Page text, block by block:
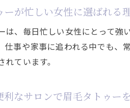
ーが忙しい女性に選ばれる
は、毎日忙しい女性にとって
仕事や家事に追われる中でも、
ています。
利なサロンで眉毛タトゥー